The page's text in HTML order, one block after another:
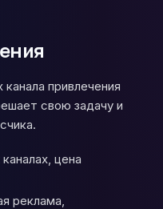
привлечения
свою задачу и
цена
реклама,